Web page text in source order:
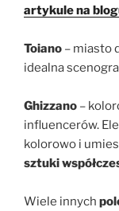
artykule na
Toiano – miasto
idealna
Ghizzano –
influencerów.
kolorowo i
sztuki
Wiele innych